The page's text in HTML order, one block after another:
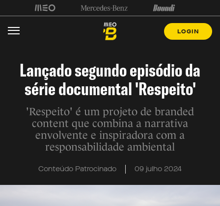
LOGIN
Lançado segundo episódio da
série documental 'Respeito'
'Respeito' é um projeto de branded
content que combina a narrativa
envolvente e inspiradora com a
responsabilidade ambiental
Conteúdo Patrocinado 09 julho 2024